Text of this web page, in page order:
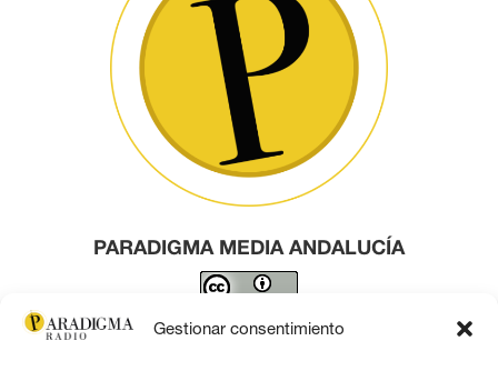
Gestionar consentimiento
PARADIGMA MEDIA ANDALUCÍA
Este obra está bajo una licencia de Creative Commons